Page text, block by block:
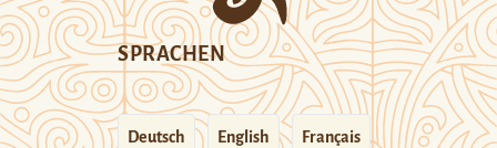
SPRACHEN
Deutsch English Français